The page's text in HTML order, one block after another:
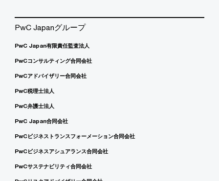
PwC Japanグループ
PwC Japan有限責任監査法人
PwCコンサルティング合同会社
PwCアドバイザリー合同会社
PwC税理士法人
PwC弁護士法人
PwC Japan合同会社
PwCビジネストランスフォーメーション合同会社
PwCビジネスアシュアランス合同会社
PwCサステナビリティ合同会社